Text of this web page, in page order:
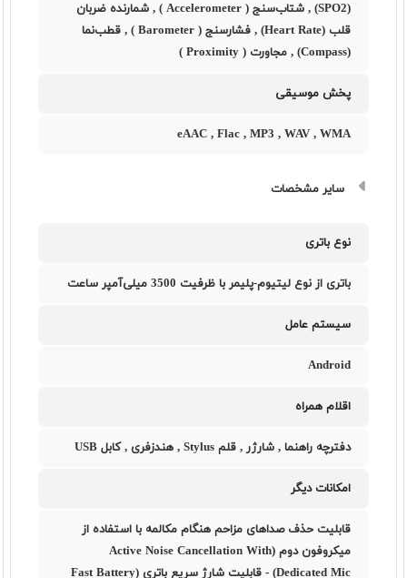
(SPO2) , شتاب‌سنج ( Accelerometer ) , شمارنده ضربان
قلب (Heart Rate) , فشارسنج ( Barometer ) , قطب‌نما
(Compass) , مجاورت ( Proximity )
پخش موسیقی
eAAC , Flac , MP3 , WAV , WMA
سایر مشخصات
نوع باتری
باتری از نوع لیتیوم-پلیمر با ظرفیت 3500 میلی‌آمپر ساعت
سیستم عامل
Android
اقلام همراه
دفترچه‌ راهنما , شارژر , قلم Stylus , هندزفری , کابل USB
امکانات دیگر
قابلیت حذف صدا‌های مزاحم هنگام مکالمه با استفاده از
میکروفون دوم (Active Noise Cancellation With
Dedicated Mic) - قابلیت شارژ سریع باتری (Fast Battery